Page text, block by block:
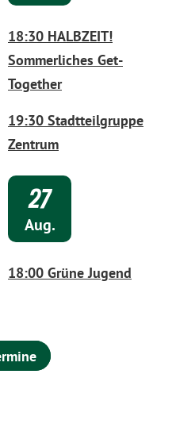
18:30 HALBZEIT!
Sommerliches Get-
Together
19:30 Stadtteilgruppe
Zentrum
27.
Aug.
18:00 Grüne Jugend